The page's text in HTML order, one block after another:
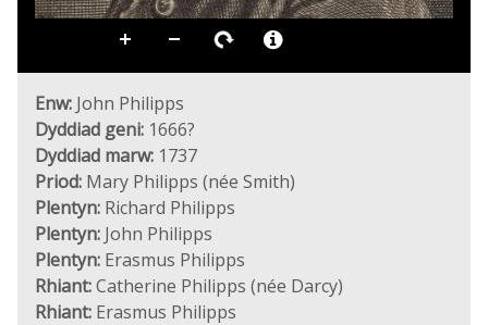
Enw: John Philipps
Dyddiad geni: 1666?
Dyddiad marw: 1737
Priod: Mary Philipps (née Smith)
Plentyn: Richard Philipps
Plentyn: John Philipps
Plentyn: Erasmus Philipps
Rhiant:Catherine Philipps (née Darcy)
Rhiant: Erasmus Philipps